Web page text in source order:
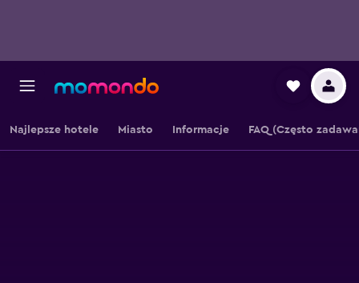
Najlepsze hotele Miasto Informacje FAQ (Często